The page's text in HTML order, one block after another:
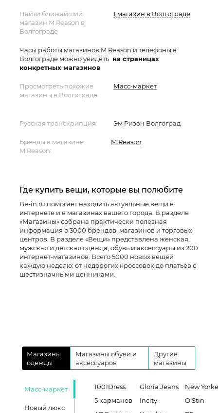
Найти ближайший
магазин M.Reason в
Волгограде
1 магазин в Волгограде
Часы работы магазинов M.Reason и телефоны в
Волгограде можно увидеть на страницах
конкретных магазинов
Просмотреть похожие
магазины в Волгограде:
Масс-маркет
Русская транскрипция: Эм Ризон Волгоград
Бренды в магазине
M.Reason:
M.Reason
Где купить вещи, которые вы полюбите
Be-in.ru помогает находить актуальные вещи в
интернете и в магазинах вашего города. В разделе
«Магазины» собрана практически полезная
информация о 3000 брендов, магазинов и торговых
центров. В разделе «Вещи» представлена женская,
мужская и детская одежда, обувь и аксессуары из 200
интернет-магазинов. Всего 5000 новых вещей
каждую неделю: от недорогих кроссовок до платьев с
шестизначными ценниками.
Магазины
одежды
Магазины обуви и
аксессуаров
Другие
магазины
Масс-маркет
Новый люкс
1001Dress
5 карманов
Gloria Jeans
Incity
New
O'Stin